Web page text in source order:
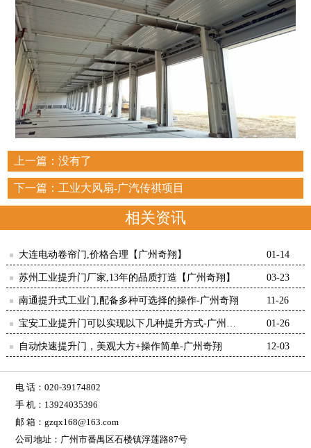
上一篇：没有了
下一篇： 工业大风扇-广汽传祺项目
相关资讯
大连电动卷帘门,价格合理【广州奇翔】 01-14
苏州工业提升门厂家,13年的品质打造【广州奇翔】 03-23
南通提升式工业门,配备多种可选择的操作-广州奇翔 11-26
宝安工业提升门可以实现以下几种提升方式-广州奇
翔
01-26
自动快速提升门，美观大方+操作简单-广州奇翔 12-03
电 话：020-39174802
手 机：13924035396
邮 箱：gzqx168@163.com
公司地址：广州市番禺区石楼镇浮莲路87号